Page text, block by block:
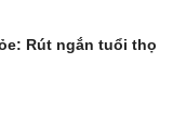
Rút ngắn tuổi thọ